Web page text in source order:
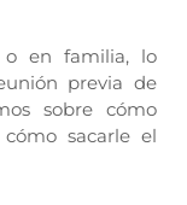
o en familia, lo
previa de
sobre cómo
sacarle el